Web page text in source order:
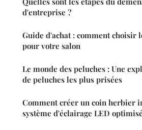
d'entreprise ?
Guide d'achat : comment choisir
pour votre salon
Le monde des peluches : Une
de peluches les plus prisées
Comment créer un coin herbier
système d'éclairage LED